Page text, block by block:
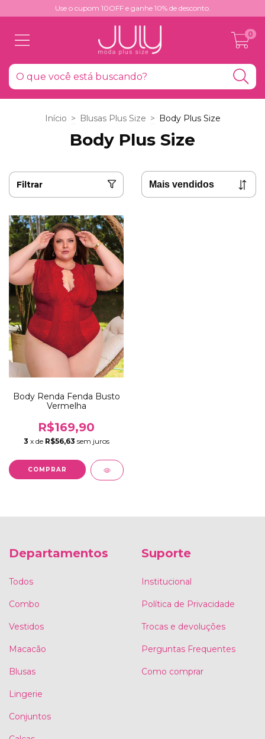
Use o cupom 10OFF e ganhe 10% de desconto.
0
Início > Blusas Plus Size > Body Plus Size
Body Plus Size
Filtrar
Body Renda Fenda Busto
Vermelha
R$169,90
3 x de R$56,63 sem juros
COMPRAR
Departamentos
Todos
Combo
Vestidos
Macacão
Blusas
Lingerie
Conjuntos
Suporte
Institucional
Política de Privacidade
Trocas e devoluções
Perguntas Frequentes
Como comprar